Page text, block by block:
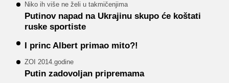
Niko ih više ne želi u takmičenjima
Putinov napad na Ukrajinu skupo će koštati
ruske sportiste
I princ Albert primao mito?!
ZOI 2014.godine
Putin zadovoljan pripremama